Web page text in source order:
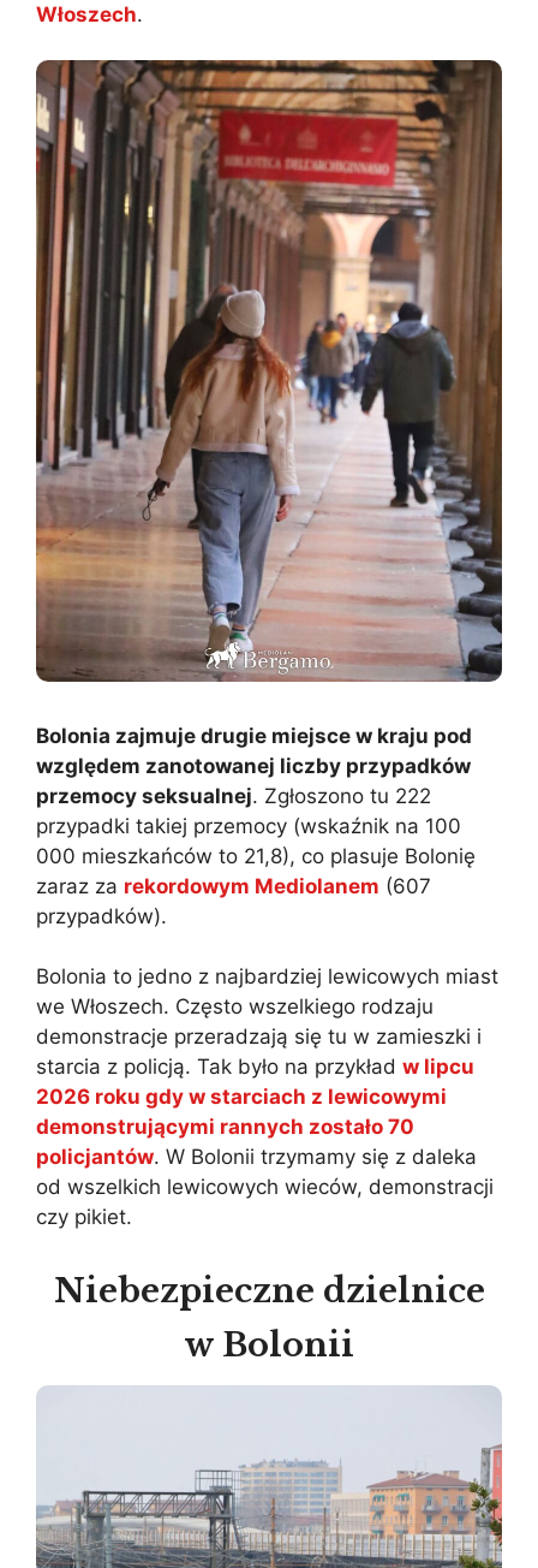
Włoszech.
Bolonia zajmuje drugie miejsce w kraju pod
względem zanotowanej liczby przypadków
przemocy seksualnej. Zgłoszono tu 222
przypadki takiej przemocy (wskaźnik na 100
000 mieszkańców to 21,8), co plasuje Bolonię
zaraz za rekordowym Mediolanem (607
przypadków).
Bolonia to jedno z najbardziej lewicowych miast
we Włoszech. Często wszelkiego rodzaju
demonstracje przeradzają się tu w zamieszki i
starcia z policją. Tak było na przykład w lipcu
2026 roku gdy w starciach z lewicowymi
demonstrującymi rannych zostało 70
policjantów. W Bolonii trzymamy się z daleka
od wszelkich lewicowych wieców, demonstracji
czy pikiet.
Niebezpieczne dzielnice
w Bolonii